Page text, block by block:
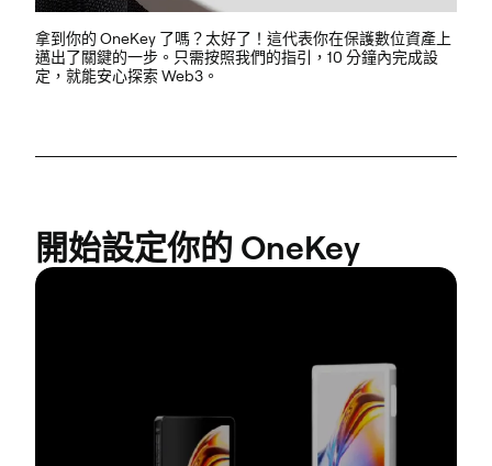
拿到你的 OneKey 了嗎？太好了！這代表你在保護數位資產上
邁出了關鍵的一步。只需按照我們的指引，10 分鐘內完成設
定，就能安心探索 Web3。
開始設定你的 OneKey